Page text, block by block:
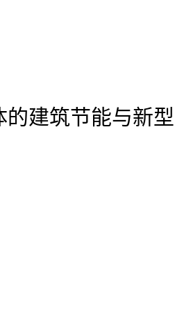
建筑节能与新型